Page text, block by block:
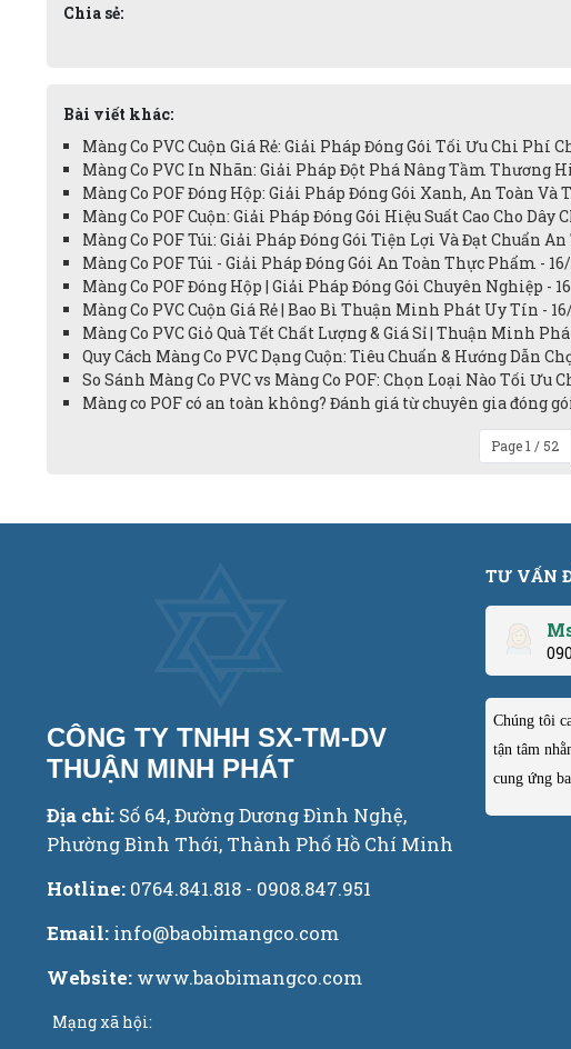
Chia sẻ:
Bài viết khác:
Màng Co PVC Cuộn Giá Rẻ: Giải Pháp Đóng Gói Tối Ưu Chi Phí
Màng Co PVC In Nhãn: Giải Pháp Đột Phá Nâng Tầm Thương
Màng Co POF Đóng Hộp: Giải Pháp Đóng Gói Xanh, An Toàn Và
Màng Co POF Cuộn: Giải Pháp Đóng Gói Hiệu Suất Cao Cho Dây
Màng Co POF Túi: Giải Pháp Đóng Gói Tiện Lợi Và Đạt Chuẩn An
Màng Co POF Túi - Giải Pháp Đóng Gói An Toàn Thực Phẩm -
Màng Co POF Đóng Hộp | Giải Pháp Đóng Gói Chuyên Nghiệp -
Màng Co PVC Cuộn Giá Rẻ | Bao Bì Thuận Minh Phát Uy Tín -
Màng Co PVC Giỏ Quà Tết Chất Lượng & Giá Sỉ | Thuận Minh
Quy Cách Màng Co PVC Dạng Cuộn: Tiêu Chuẩn & Hướng Dẫn
So Sánh Màng Co PVC vs Màng Co POF: Chọn Loại Nào Tối Ưu
Màng co POF có an toàn không? Đánh giá từ chuyên gia đóng
Page 1 / 52
CÔNG TY TNHH SX-TM-DV
THUẬN MINH PHÁT
Địa chỉ: Số 64, Đường Dương Đình Nghệ,
Phường Bình Thới, Thành Phố Hồ Chí Minh
Hotline: 0764.841.818 - 0908.847.951
Email: info@baobimangco.com
Website: www.baobimangco.com
Mạng xã hội:
TƯ VẤN
Chúng tôi
tận tâm
cung ứng